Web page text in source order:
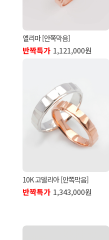
엘리마 [안쪽막음]
반짝특가 1,121,000원
10K 고델리아 [안쪽막음]
반짝특가 1,343,000원